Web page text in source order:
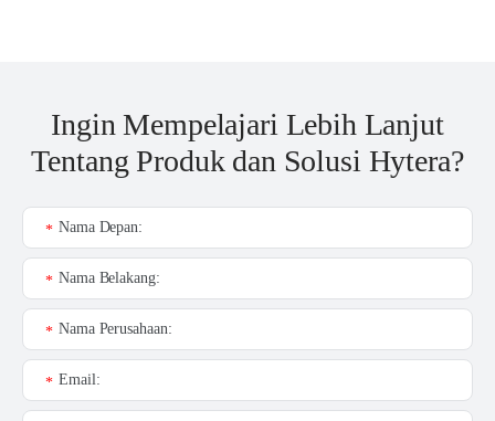
Ingin Mempelajari Lebih Lanjut
Tentang Produk dan Solusi Hytera?
Nama Depan:
*
Nama Belakang:
*
Nama Perusahaan:
*
Email:
*